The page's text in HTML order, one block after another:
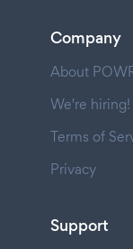
Company
About
We're hiring!
Terms of
Privacy
Support